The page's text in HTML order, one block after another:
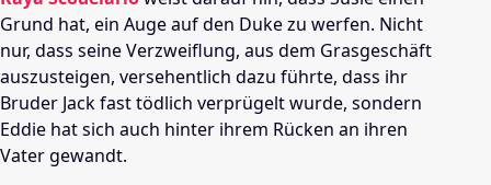
Grund hat, ein Auge auf den Duke zu werfen. Nicht
nur, dass seine Verzweiflung, aus dem Grasgeschäft
auszusteigen, versehentlich dazu führte, dass ihr
Bruder Jack fast tödlich verprügelt wurde, sondern
Eddie hat sich auch hinter ihrem Rücken an ihren
Vater gewandt.